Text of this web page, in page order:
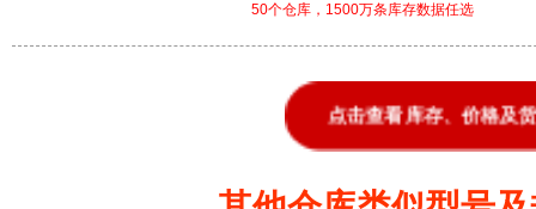
50个仓库，1500万条库存数据任选
点击查看库存、价格及